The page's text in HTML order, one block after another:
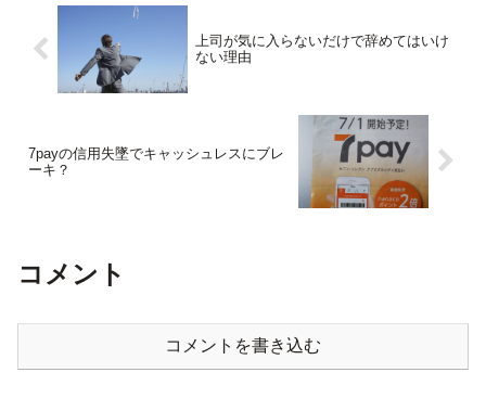
上司が気に入らないだけで辞めてはいけ
ない理由
7payの信用失墜でキャッシュレスにブレ
ーキ？
コメント
コメントを書き込む